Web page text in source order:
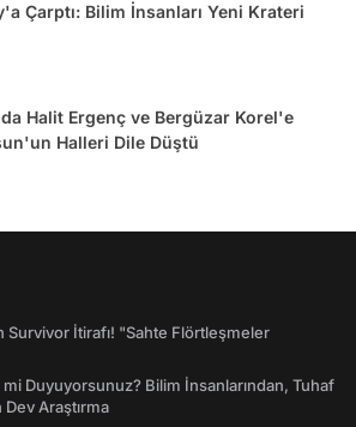
Çarptı: Bilim İnsanları Yeni Krateri
Halit Ergenç ve Bergüzar Korel'e
Halleri Dile Düştü
Survivor İtirafı! "Sahte Flörtleşmeler
mi Duyuyorsunuz? Bilim İnsanlarından, Tuhaf
Araştırma